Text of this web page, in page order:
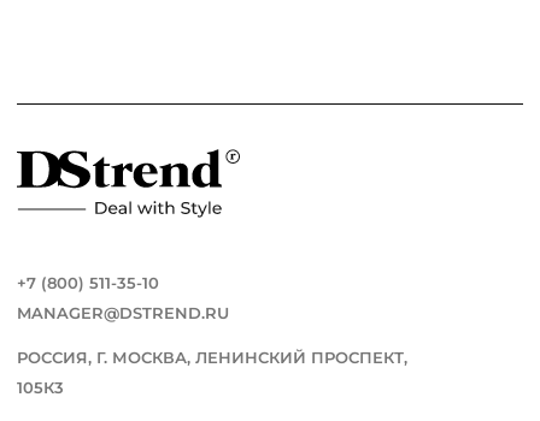
+7 (800) 511-35-10
MANAGER@DSTREND.RU
РОССИЯ, Г. МОСКВА, ЛЕНИНСКИЙ ПРОСПЕКТ,
105К3